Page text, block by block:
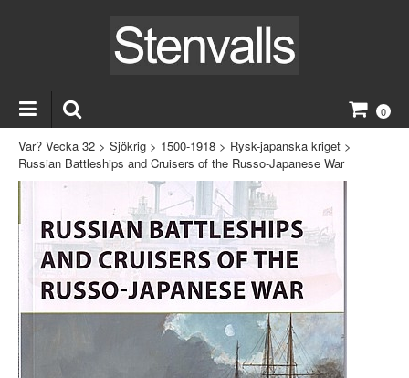
0
Var? Vecka 32 > Sjökrig > 1500-1918 > Rysk-japanska kriget >
Russian Battleships and Cruisers of the Russo-Japanese War